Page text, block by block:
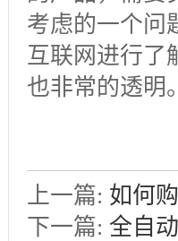
考虑的一个问
互联网进行了
也非常的透明
上一篇: 如何
下一篇: 全自